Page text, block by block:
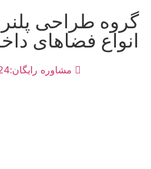
گروه طراحی
انواع فضاهای
مشاوره رایگان:02126644024